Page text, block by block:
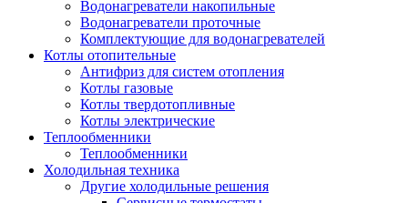
Водонагреватели накопильные
Водонагреватели проточные
Комплектующие для водонагревателей
Котлы отопительные
Антифриз для систем отопления
Котлы газовые
Котлы твердотопливные
Котлы электрические
Теплообменники
Теплообменники
Холодильная техника
Другие холодильные решения